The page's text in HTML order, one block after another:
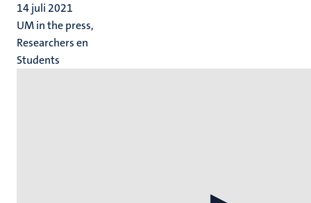
14 juli 2021
UM in the press,
Researchers en
Students